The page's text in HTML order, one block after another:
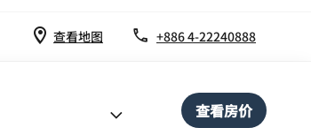
查看地图 +886 4-22240888
查看房价